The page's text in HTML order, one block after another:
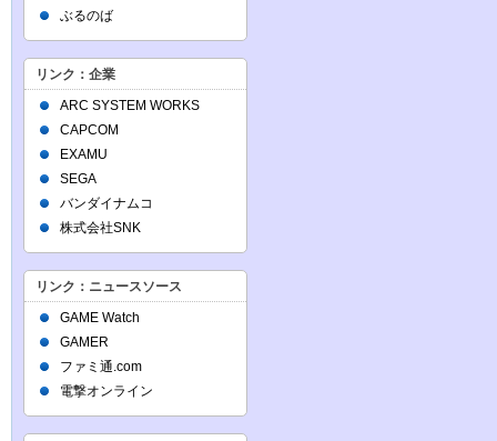
ぶるのば
リンク：企業
ARC SYSTEM WORKS
CAPCOM
EXAMU
SEGA
バンダイナムコ
株式会社SNK
リンク：ニュースソース
GAME Watch
GAMER
ファミ通.com
電撃オンライン